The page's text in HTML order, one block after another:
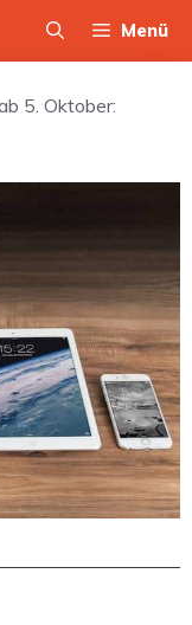
Menü
5. Oktober: